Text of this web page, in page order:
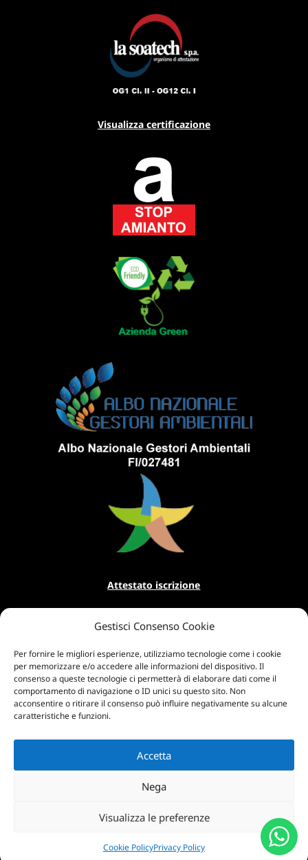
Gestisci Consenso Cookie
Per fornire le migliori esperienze, utilizziamo tecnologie come i cookie
per memorizzare e/o accedere alle informazioni del dispositivo. Il
consenso a queste tecnologie ci permetterà di elaborare dati come il
comportamento di navigazione o ID unici su questo sito. Non
acconsentire o ritirare il consenso può influire negativamente su alcune
caratteristiche e funzioni.
Accetta
Nega
Visualizza le preferenze
Cookie PolicyPrivacy Policy
Visualizza certificazione
Attestato iscrizione